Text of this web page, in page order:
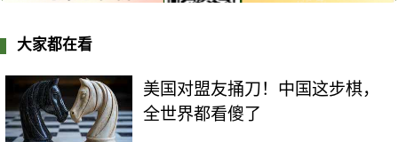
大家都在看
美国对盟友捅刀！中国这步棋，
全世界都看傻了